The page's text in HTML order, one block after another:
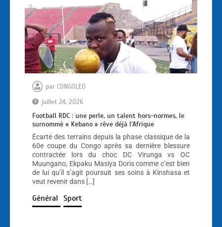
par CONGOLEO
juillet 24, 2026
Football RDC : une perle, un talent hors-normes, le
surnommé « Kebano » rêve déjà l’Afrique
Écarté des terrains depuis la phase classique de la
60e coupe du Congo après sa dernière blessure
contractée lors du choc DC Virunga vs OC
Muungano, Ekpaku Masiya Doris comme c’est bien
de lui qu’il s’agit poursuit ses soins à Kinshasa et
veut revenir dans […]
Général Sport